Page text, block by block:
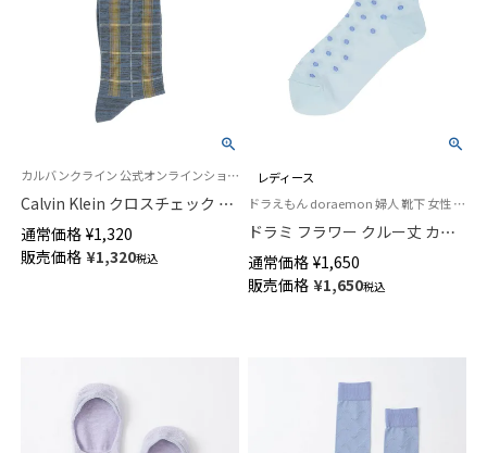
カルバンクライン 公式オンラインショップ 紳士 靴下
Calvin Klein クロスチェック ク
ルー丈 カジュアル ソックス メ
ンズ 02542272
通常価格 ¥1,320
販売価格 ¥1,320税込
レディース
ドラえもん doraemon 婦人 靴下 女性 プレゼント 無料ラッピング
ドラミ フラワー クルー丈 カジ
ュアル ソックス レディース 日
本製 03297119
通常価格 ¥1,650
販売価格 ¥1,650税込